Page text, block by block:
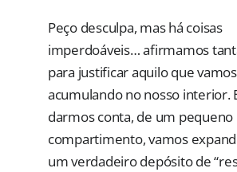
Peço desculpa, mas há coisas
imperdoáveis… afirmamos
para justificar aquilo que vamos
acumulando no nosso interior.
darmos conta, de um pequeno
compartimento, vamos
um verdadeiro depósito de